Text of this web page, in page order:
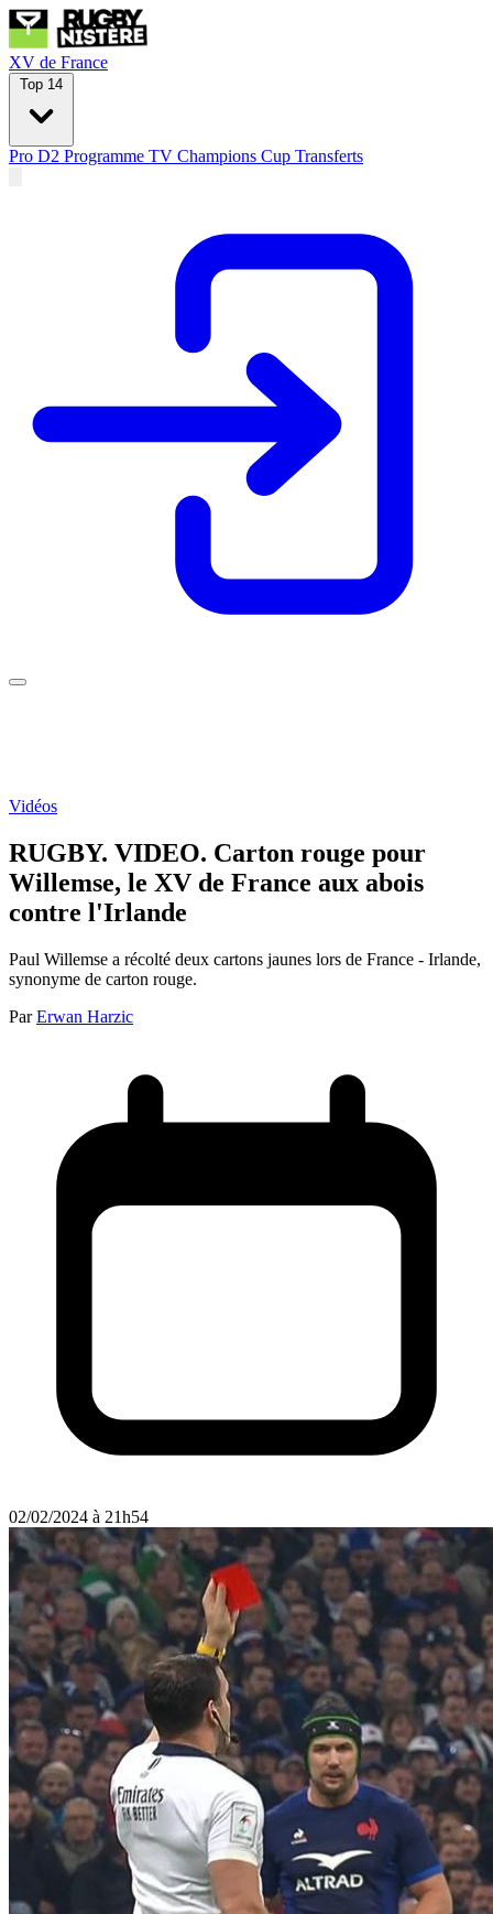
XV de France
Top 14
Pro D2 Programme TV Champions Cup Transferts
Vidéos
RUGBY. VIDEO. Carton rouge pour
Willemse, le XV de France aux abois
contre l'Irlande
Paul Willemse a récolté deux cartons jaunes lors de France - Irlande,
synonyme de carton rouge.
Par Erwan Harzic
02/02/2024 à 21h54